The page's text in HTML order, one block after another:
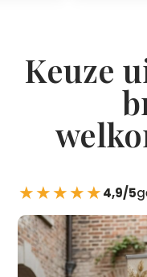
Keuze
★★★★★4,9/5